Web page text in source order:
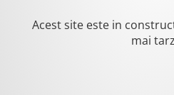
Acest site este in
mai